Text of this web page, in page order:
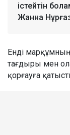
істейтін
Жанна
Енді
тағдыры мен
қорғауға